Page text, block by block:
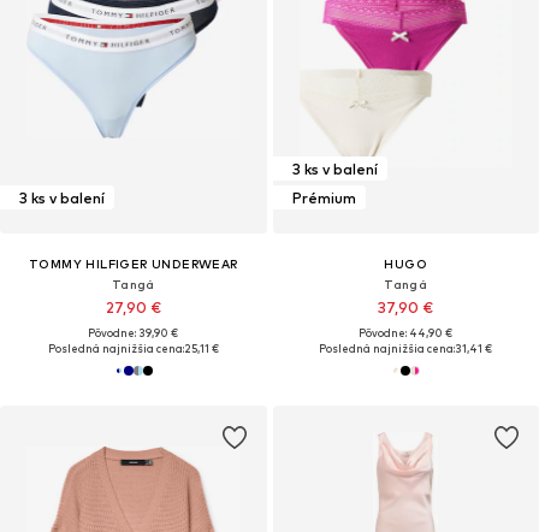
3 ks v balení
TOMMY HILFIGER UNDERWEAR
Tangá
27,90 €
Pôvodne: 39,90 €
Posledná najnižšia cena:25,11 €
3 ks v balení
Prémium
HUGO
Tangá
37,90 €
Pôvodne: 44,90 €
Posledná najnižšia cena:31,41 €